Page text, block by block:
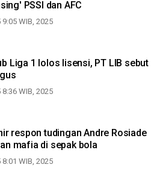
PSSI dan AFC
WIB, 2025
Liga 1 lolos lisensi, PT LIB sebut
WIB, 2025
respon tudingan Andre Rosiade
mafia di sepak bola
WIB, 2025